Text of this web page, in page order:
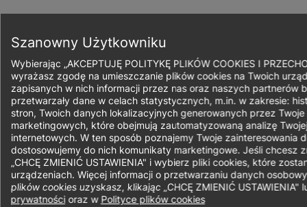
treści
Ścieżka
nawigacyjna
Informatyka -
studia inżynierskie
Szanowny Użytkowniku
Wybierając „AKCEPTUJĘ POLITYKĘ PLIKÓW COOKIES I
wyrażasz zgodę na umieszczanie plików cookies na Twoich
zapisanych w nich informacji przez nas oraz naszych partnerów
przetwarzały dane w celach statystycznych, m.in. w zakresie:
stron, Twoich danych lokalizacyjnych generowanych przez
marketingowych, które obejmują zautomatyzowaną analizę
internetowych. W ten sposób poznajemy Twoje zainteresowania
dostosowujemy do nich komunikaty marketingowe. Jeśli chcesz
„CHCĘ ZMIENIĆ USTAWIENIA" i wybierz pliki cookies, które
urządzeniach. Więcej informacji o przetwarzaniu danych
plików cookies uzyskasz, klikając „CHCĘ ZMIENIĆ USTAWIENIA"
prywatnościoraz w Polityce plików cookies